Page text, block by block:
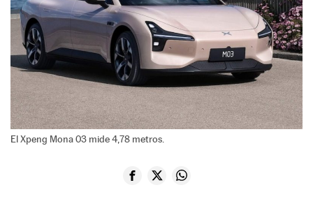
El Xpeng Mona 03 mide 4,78 metros.